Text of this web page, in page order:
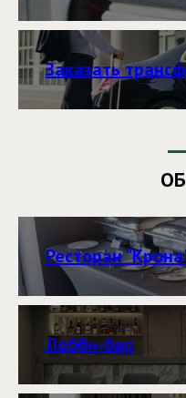
Заказать
Ресторан
Лобби-бар